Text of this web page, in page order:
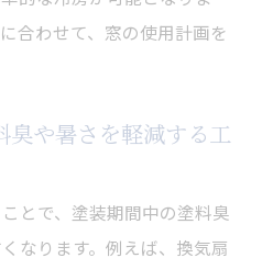
合わせて、窓の使用計画を
臭や暑さを軽減する工
とで、塗装期間中の塗料臭
なります。例えば、換気扇